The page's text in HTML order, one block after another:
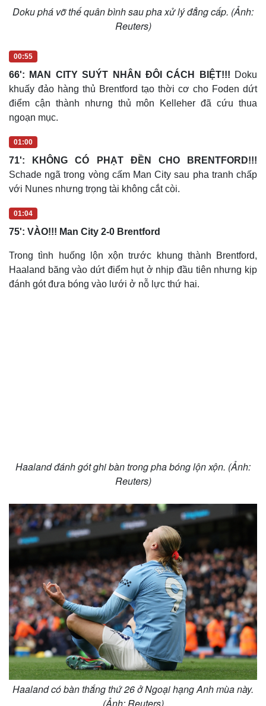
Săn Tour
check-in
Podcast
Đọc truyện đêm khuya
Cửa sổ tình yêu
Kể chuyện cho bé
Hạt giống tâm hồn
Doku phá vỡ thế quân bình sau pha xử lý đẳng cấp. (Ảnh:
Reuters)
00:55
66': MAN CITY SUÝT NHÂN ĐÔI CÁCH BIỆT!!! Doku
khuấy đảo hàng thủ Brentford tạo thời cơ cho Foden dứt
điểm cận thành nhưng thủ môn Kelleher đã cứu thua
ngoạn mục.
01:00
71': KHÔNG CÓ PHẠT ĐỀN CHO BRENTFORD!!!
Schade ngã trong vòng cấm Man City sau pha tranh chấp
với Nunes nhưng trọng tài không cắt còi.
01:04
75': VÀO!!! Man City 2-0 Brentford
Trong tình huống lộn xộn trước khung thành Brentford,
Haaland băng vào dứt điểm hụt ở nhịp đầu tiên nhưng kịp
đánh gót đưa bóng vào lưới ở nỗ lực thứ hai.
Haaland đánh gót ghi bàn trong pha bóng lộn xộn. (Ảnh:
Reuters)
Haaland có bàn thắng thứ 26 ở Ngoại hạng Anh mùa này.